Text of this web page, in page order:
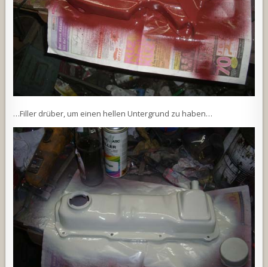
…Filler drüber, um einen hellen Untergrund zu haben…